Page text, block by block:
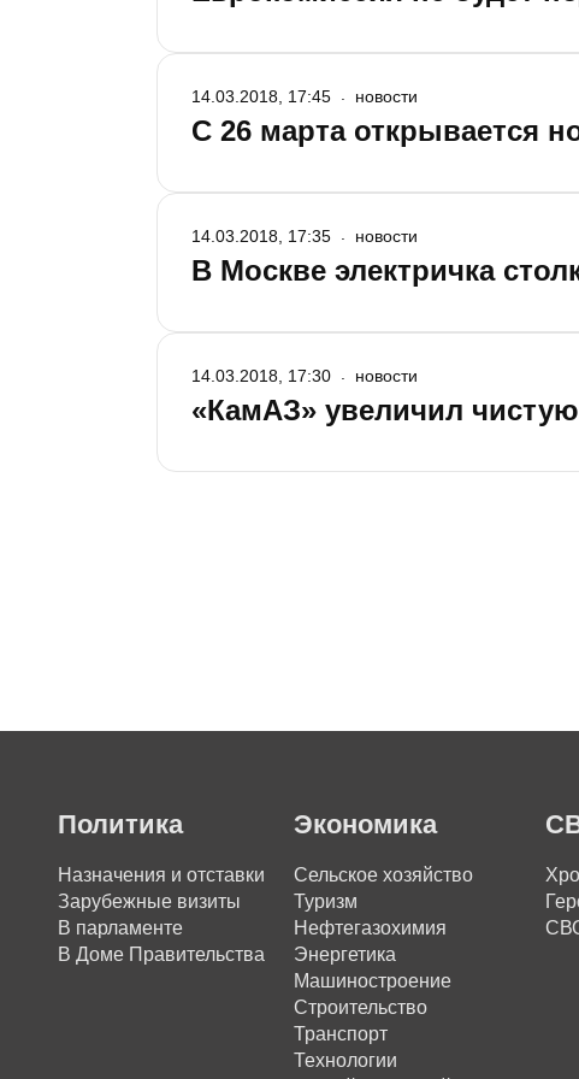
С 26 марта открывается
14.03.2018, 17:45 новости
В Москве электричка
14.03.2018, 17:35 новости
«КамАЗ» увеличил
14.03.2018, 17:30 новости
Политика
Назначения и отставки
Зарубежные визиты
В парламенте
В Доме Правительства
Экономика
Сельское хозяйство
Туризм
Нефтегазохимия
Энергетика
Машиностроение
Строительство
Транспорт
Технологии